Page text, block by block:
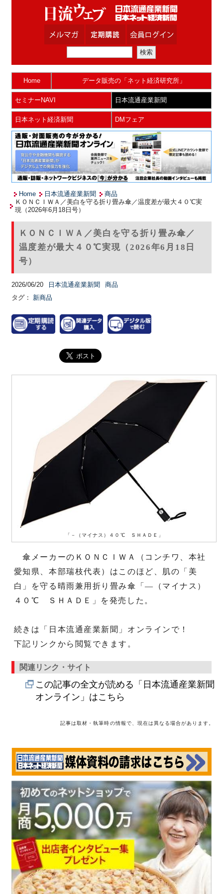
Home データ販売の「ネット経済研究所」
セミナーNAVI 日本流通産業新聞
日本ネット経済新聞 DMフェア
Home 日本流通産業新聞
商品
ＫＯＮＣＩＷＡ／美白を守る折り畳み傘／温度差が最大４０℃実
現（2026年6月18日号）
ＫＯＮＣＩＷＡ／美白を守る折り畳み傘／
温度差が最大４０℃実現（2026年6月18日
号）
2026/06/20 日本流通産業新聞
商品
タグ：
新商品
「－（マイナス）４０℃ ＳＨＡＤＥ」
傘メーカーのＫＯＮＣＩＷＡ（コンチワ、本社
愛知県、本部瑞枝代表）はこのほど、肌の「美
白」を守る晴雨兼用折り畳み傘「―（マイナス）
４０℃ ＳＨＡＤＥ」を発売した。
続きは「日本流通産業新聞」オンラインで！
下記リンクから閲覧できます。
関連リンク・サイト
この記事の全文が読める「日本流通産業新聞
オンライン」はこちら
記事は取材・執筆時の情報で、現在は異なる場合があります。